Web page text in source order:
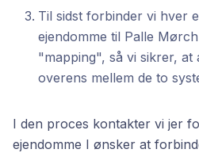
Til sidst forbinder vi hver
ejendomme til Palle
"mapping", så vi sikrer, at
overens mellem de to
I den proces kontakter vi jer
ejendomme I ønsker at